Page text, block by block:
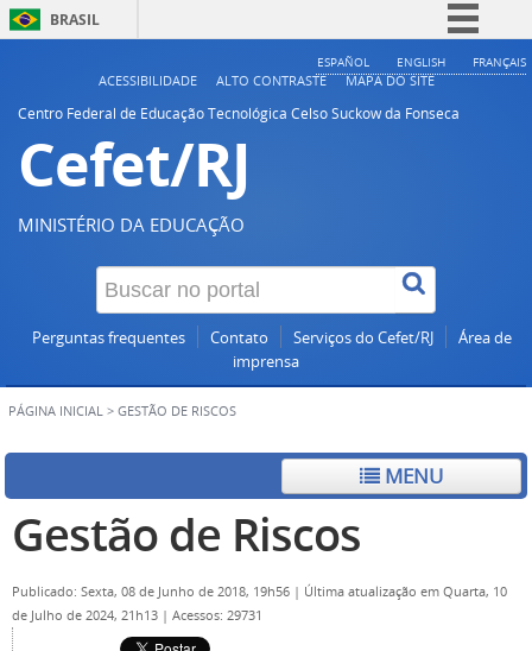
BRASIL
Simplifique!
ESPAÑOL ENGLISH FRANÇAIS
ACESSIBILIDADE ALTO CONTRASTE
MAPA DO SITE
Centro Federal de Educação Tecnológica Celso Suckow da Fonseca
Cefet/RJ
MINISTÉRIO DA EDUCAÇÃO
Perguntas frequentes Contato Serviços do Cefet/RJ
Área de
imprensa
PÁGINA INICIAL > GESTÃO DE RISCOS
MENU
Gestão de Riscos
Publicado: Sexta, 08 de Junho de 2018, 19h56 | Última atualização em Quarta, 10
de Julho de 2024, 21h13 | Acessos: 29731